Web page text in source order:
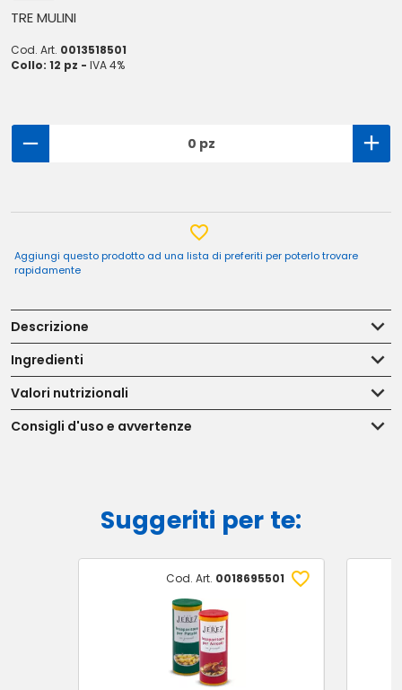
TRE MULINI
Cod. Art. 0013518501
Collo: 12 pz - IVA 4%
0 pz
Aggiungi questo prodotto ad una lista di preferiti per poterlo trovare
rapidamente
Descrizione
Ingredienti
Valori nutrizionali
Consigli d'uso e avvertenze
Suggeriti per te:
Cod. Art. 0018695501